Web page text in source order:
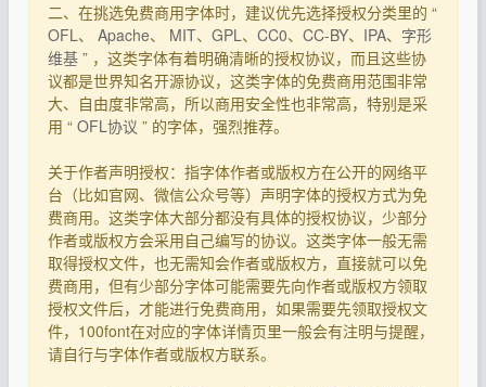
二、在挑选免费商用字体时，建议优先选择授权分类里的 “
OFL、 Apache、 MIT、 GPL、 CC0、 CC-BY、 IPA、 字形
维基 ” ，这类字体有着明确清晰的授权协议，而且这些协
议都是世界知名开源协议，这类字体的免费商用范围非常
大、自由度非常高，所以商用安全性也非常高，特别是采
用 “ OFL协议 ” 的字体，强烈推荐。
关于作者声明授权：指字体作者或版权方在公开的网络平
台（比如官网、微信公众号等）声明字体的授权方式为免
费商用。这类字体大部分都没有具体的授权协议，少部分
作者或版权方会采用自己编写的协议。这类字体一般无需
取得授权文件，也无需知会作者或版权方，直接就可以免
费商用，但有少部分字体可能需要先向作者或版权方领取
授权文件后，才能进行免费商用，如果需要先领取授权文
件，100font在对应的字体详情页里一般会有注明与提醒，
请自行与字体作者或版权方联系。